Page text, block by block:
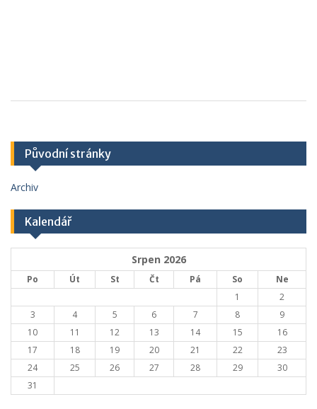
Původní stránky
Archiv
Kalendář
Srpen 2026
Po Út St Čt Pá So
Ne
1
2
3
4 5 6 7 8
9
10
11 12 13 14 15
16
17
18 19 20 21 22
23
24
25 26 27 28 29
30
31